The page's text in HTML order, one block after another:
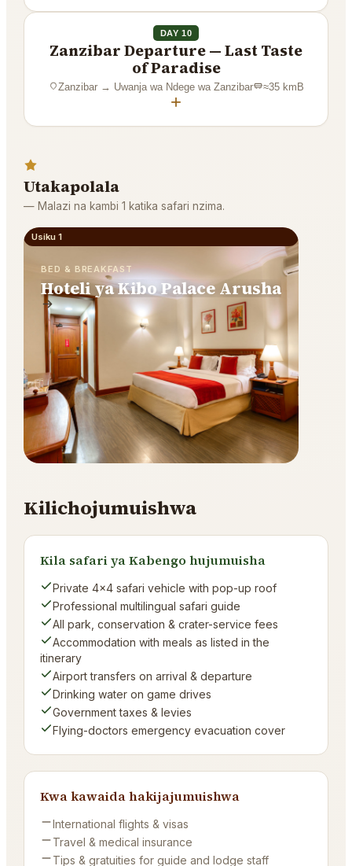
DAY 10
Zanzibar Departure — Last Taste
of Paradise
Zanzibar→ Uwanja wa Ndege wa Zanzibar ≈35km B
+
Utakapolala
— Malazi na kambi 1 katika safari nzima.
Usiku 1
BED & BREAKFAST
Hoteli ya Kibo Palace Arusha
Kilichojumuishwa
Kila safari ya Kabengo hujumuisha
Private 4×4 safari vehicle with pop-up roof
Professional multilingual safari guide
All park, conservation & crater-service fees
Accommodation with meals as listed in the
itinerary
Airport transfers on arrival & departure
Drinking water on game drives
Government taxes & levies
Flying-doctors emergency evacuation cover
Kwa kawaida hakijajumuishwa
International flights & visas
Travel & medical insurance
Tips & gratuities for guide and lodge staff